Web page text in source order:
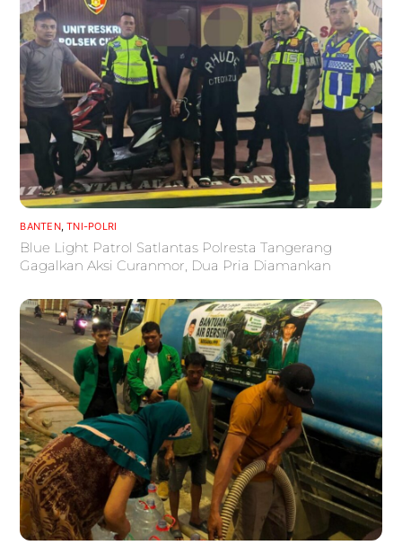
BANTEN,TNI-POLRI
Blue Light Patrol Satlantas Polresta Tangerang
Gagalkan Aksi Curanmor, Dua Pria Diamankan